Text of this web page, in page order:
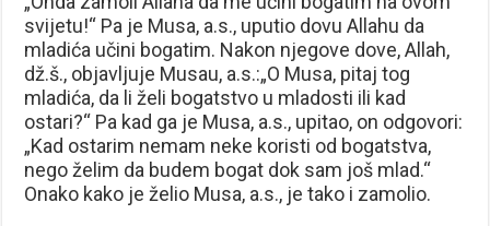
svijetu!“ Pa je Musa, a.s., uputio dovu Allahu da
mladića učini bogatim. Nakon njegove dove, Allah,
dž.š., objavljuje Musau, a.s.:„O Musa, pitaj tog
mladića, da li želi bogatstvo u mladosti ili kad
ostari?“ Pa kad ga je Musa, a.s., upitao, on odgovori:
„Kad ostarim nemam neke koristi od bogatstva,
nego želim da budem bogat dok sam još mlad.“
Onako kako je želio Musa, a.s., je tako i zamolio.